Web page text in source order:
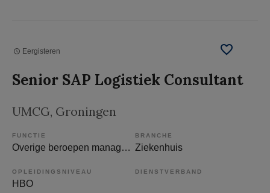
Eergisteren
Senior SAP Logistiek Consultant
UMCG, Groningen
FUNCTIE
Overige beroepen management
BRANCHE
Ziekenhuis
OPLEIDINGSNIVEAU
HBO
DIENSTVERBAND